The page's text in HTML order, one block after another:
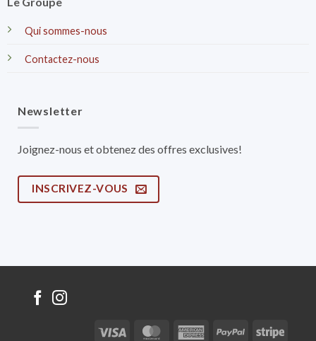
Qui sommes-nous
Contactez-nous
Newsletter
Joignez-nous et obtenez des offres exclusives!
INSCRIVEZ-VOUS
Visa MasterCardAmericanPayPal Stripe